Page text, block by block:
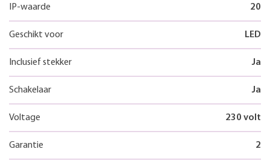
IP-waarde 20
Geschikt voor LED
Inclusief stekker Ja
Schakelaar Ja
Voltage 230 volt
Garantie 2